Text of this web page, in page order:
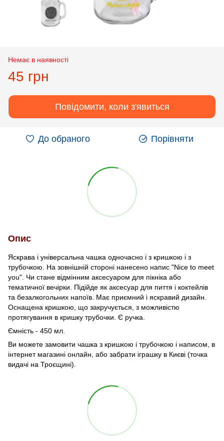
Немає в наявності
45 грн
Повідомити, коли з'явиться
До обраного Порівняти
Опис
Яскрава і універсальна чашка одночасно і з кришкою і з
трубочкою. На зовнішній стороні нанесено напис "Nice to meet
you". Чи стане відмінним аксесуаром для пікніка або
тематичної вечірки. Підійде як аксесуар для пиття і коктейлів
та безалкогольних напоїв. Має приємний і яскравий дизайн.
Оснащена кришкою, що закручується, з можливістю
протягування в кришку трубочки. Є ручка.
Ємність - 450 мл.
Ви можете замовити чашка з кришкою і трубочкою і написом, в
інтернет магазині онлайн, або забрати іграшку в Києві (точка
видачі на Троєщині).